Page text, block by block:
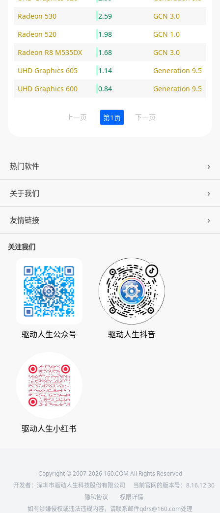
Radeon 530
2.59
GCN 3.0
Radeon 520
1.98
GCN 1.0
Radeon R8 M535DX
1.68
GCN 3.0
UHD Graphics 605
1.14
Generation 9.5
UHD Graphics 600
0.84 Generation 9.5
上一页 第1页 下一页
热门软件
驱动人生
百页窗
数据救星
人生日历
关于我们
公司概况
公司动态
发展历程
支持中心
版权声明
友情链接
ZOL下载
华军软件园
系统之家
下载之家
驱动大师
天极下载
关注我们
驱动人生公众号 驱动人生抖音
驱动人生小红书
Copyright © 2007-2026 160.COM All Rights Reserved
开发者：深圳市驱动人生科技股份有限公司
当前官网的版本号： 8.16.12.30
隐私协议
权限详情
如有涉嫌侵权或违法违规内容，请联系邮件qdrs@160.com处理